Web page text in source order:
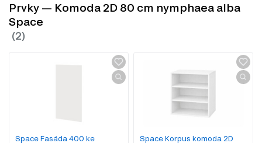
Prvky — Komoda 2D 80 cm nymphaea alba
Space
Space Fasáda 400 ke
Space Korpus komoda 2D